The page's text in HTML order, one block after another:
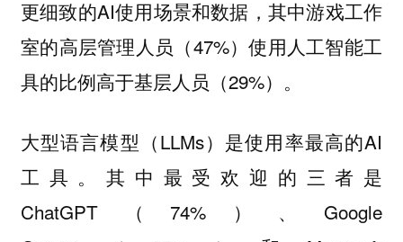
更细致的AI使用场景和数据，其中游戏工作
室的高层管理人员（47%）使用人工智能工
具的比例高于基层人员（29%）。
大型语言模型（LLMs）是使用率最高的AI
工具。其中最受欢迎的三者是
ChatGPT（74%）、Google